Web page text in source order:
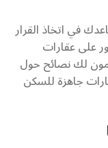
في اتخاذ القرار
على عقارات
لك نصائح حول
جاهزة للسكن